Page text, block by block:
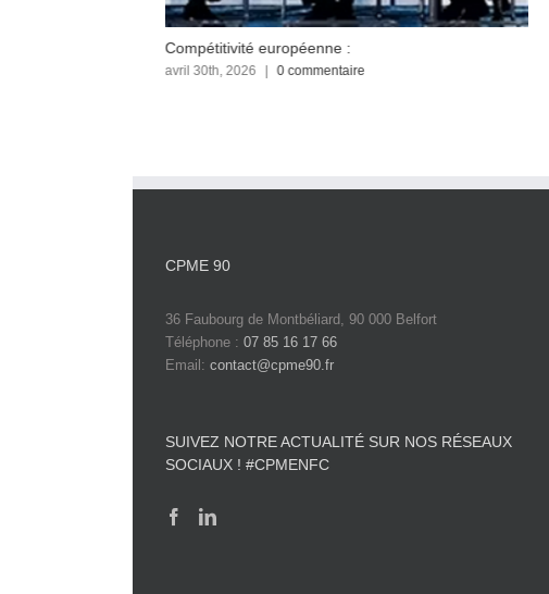
Compétitivité européenne :
avril 30th, 2026 0 commentaire
CPME 90
36 Faubourg de Montbéliard, 90 000 Belfort
Téléphone : 07 85 16 17 66
Email: contact@cpme90.fr
SUIVEZ NOTRE ACTUALITÉ SUR NOS RÉSEAUX
SOCIAUX ! #CPMENFC